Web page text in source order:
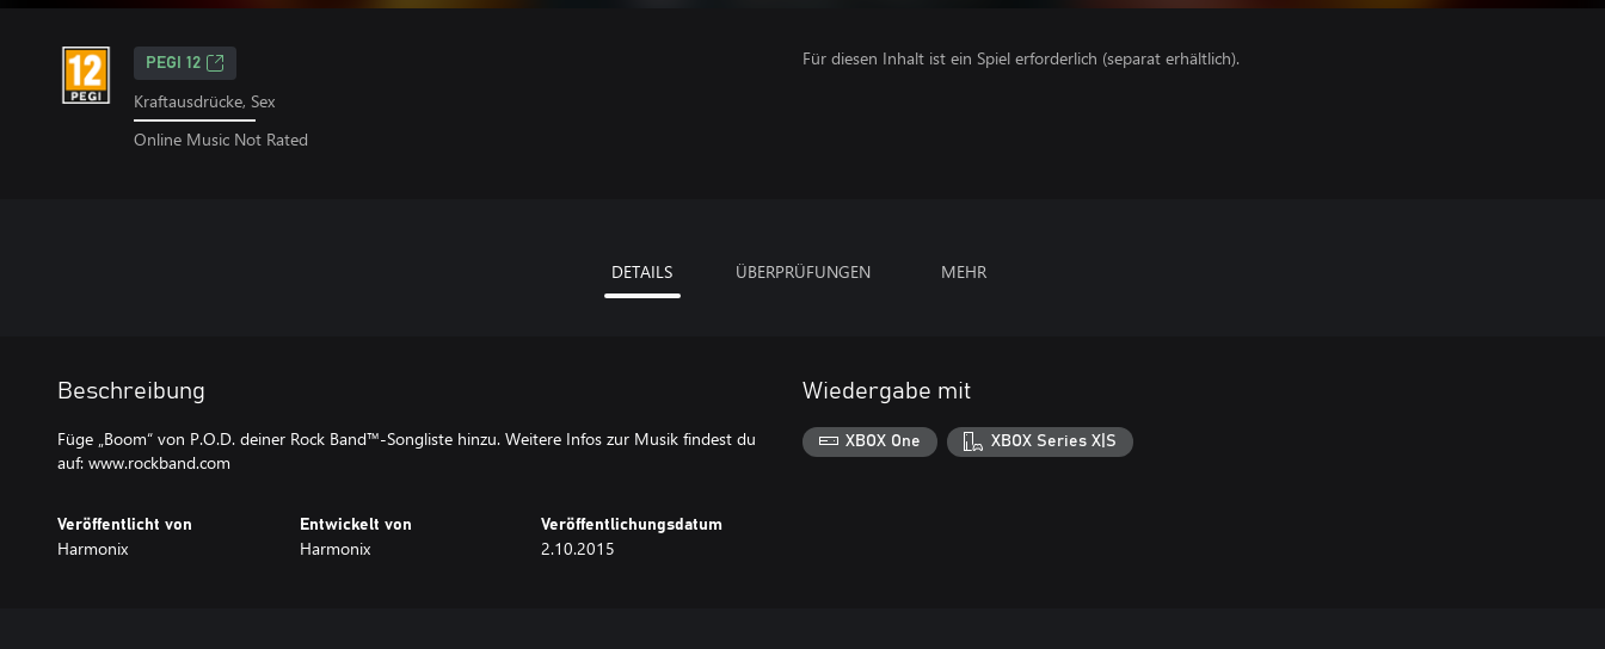
PEGI 12
Kraftausdrücke, Sex
Online Music Not Rated
Für diesen Inhalt ist ein Spiel erforderlich (separat erhältlich).
DETAILS ÜBERPRÜFUNGEN MEHR
Beschreibung
Füge „Boom“ von P.O.D. deiner Rock Band™-Songliste hinzu. Weitere Infos zur Musik findest du
auf: www.rockband.com
Veröffentlicht von
Harmonix
Entwickelt von
Harmonix
Veröffentlichungsdatum
2.10.2015
Wiedergabe mit
XBOX One XBOX Series X|S